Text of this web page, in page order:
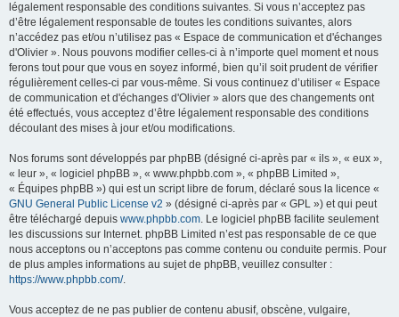
légalement responsable des conditions suivantes. Si vous n’acceptez pas
d’être légalement responsable de toutes les conditions suivantes, alors
n’accédez pas et/ou n’utilisez pas « Espace de communication et d'échanges
d'Olivier ». Nous pouvons modifier celles-ci à n’importe quel moment et nous
ferons tout pour que vous en soyez informé, bien qu’il soit prudent de vérifier
régulièrement celles-ci par vous-même. Si vous continuez d’utiliser « Espace
de communication et d'échanges d'Olivier » alors que des changements ont
été effectués, vous acceptez d’être légalement responsable des conditions
découlant des mises à jour et/ou modifications.
Nos forums sont développés par phpBB (désigné ci-après par « ils », « eux »,
« leur », « logiciel phpBB », « www.phpbb.com », « phpBB Limited »,
« Équipes phpBB ») qui est un script libre de forum, déclaré sous la licence «
GNU General Public License v2 » (désigné ci-après par « GPL ») et qui peut
être téléchargé depuis www.phpbb.com. Le logiciel phpBB facilite seulement
les discussions sur Internet. phpBB Limited n’est pas responsable de ce que
nous acceptons ou n’acceptons pas comme contenu ou conduite permis. Pour
de plus amples informations au sujet de phpBB, veuillez consulter :
https://www.phpbb.com/.
Vous acceptez de ne pas publier de contenu abusif, obscène, vulgaire,